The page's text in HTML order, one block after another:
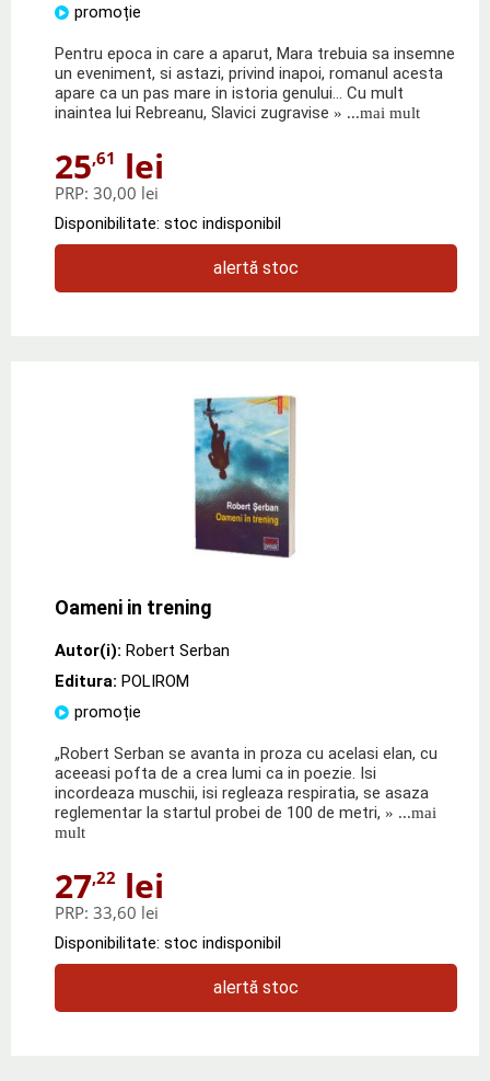
promoție
Pentru epoca in care a aparut, Mara trebuia sa insemne
un eveniment, si astazi, privind inapoi, romanul acesta
apare ca un pas mare in istoria genului... Cu mult
inaintea lui Rebreanu, Slavici zugravise » ...mai mult
25,61 lei
PRP: 30,00 lei
Disponibilitate: stoc indisponibil
alertă stoc
Oameni in trening
Autor(i): Robert Serban
Editura: POLIROM
promoție
„Robert Serban se avanta in proza cu acelasi elan, cu
aceeasi pofta de a crea lumi ca in poezie. Isi
incordeaza muschii, isi regleaza respiratia, se asaza
reglementar la startul probei de 100 de metri, » ...mai
mult
27,22 lei
PRP: 33,60 lei
Disponibilitate: stoc indisponibil
alertă stoc